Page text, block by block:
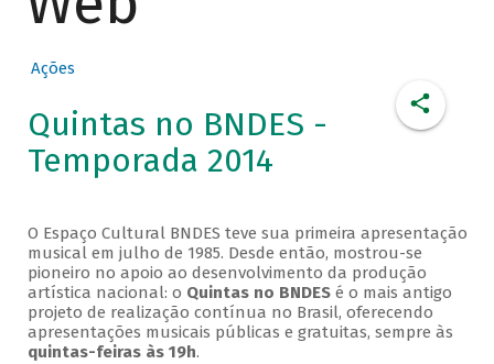
Ações
Quintas no BNDES -
Temporada 2014
O Espaço Cultural BNDES teve sua primeira apresentação
musical em julho de 1985. Desde então, mostrou-se
pioneiro no apoio ao desenvolvimento da produção
artística nacional: o Quintas no BNDESé o mais antigo
projeto de realização contínua no Brasil, oferecendo
apresentações musicais públicas e gratuitas, sempre às
quintas-feiras às 19h.